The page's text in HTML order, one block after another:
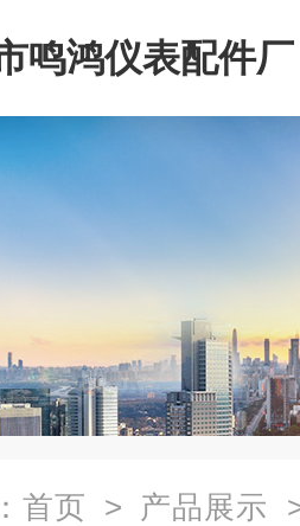
鸣鸿仪表配件厂
首页 > 产品展示